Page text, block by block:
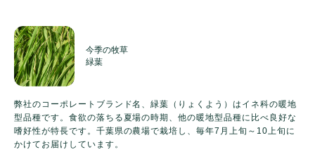
今季の牧草
緑葉
弊社のコーポレートブランド名、緑葉（りょくよう）はイネ科の暖地
型品種です。食欲の落ちる夏場の時期、他の暖地型品種に比べ良好な
嗜好性が特長です。千葉県の農場で栽培し、毎年7月上旬～10上旬に
かけてお届けしています。